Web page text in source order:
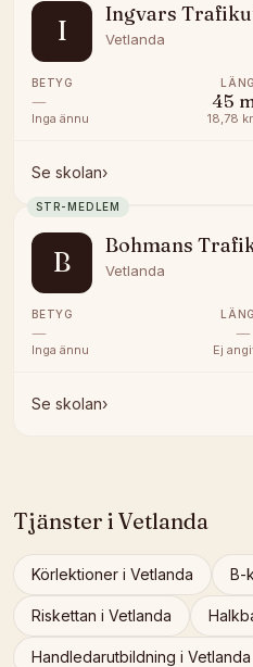
I
Ingvars
Vetlanda
BETYG
—
Inga ännu
45
18,78
Se skolan›
STR-MEDLEM
B
Bohmans
Vetlanda
BETYG
—
Inga ännu
—
Ej
Se skolan›
Tjänster i Vetlanda
Körlektioner i Vetlanda B-
Riskettan i Vetlanda
Handledarutbildning i Vetlanda